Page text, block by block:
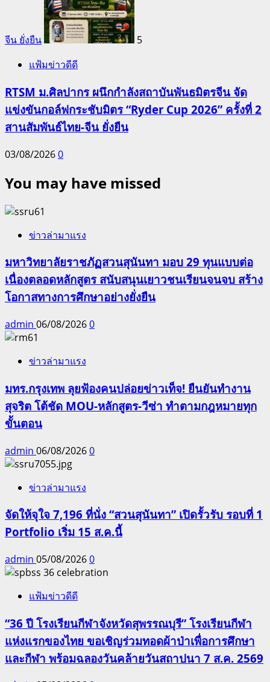
จีน ยั่งยืน
5
แฟ้มข่าวดีดี
RTSM ม.ศิลปากร ผนึกกำลังสถาบันพันธมิตรจีน จัด
แข่งขันกอล์ฟกระชับมิตร “Ryder Cup 2026” ครั้งที่ 2
สานสัมพันธ์ไทย-จีน ยั่งยืน
03/08/20260
You may have missed
ข่าวล่ามาแรง
มหาวิทยาลัยราชภัฏสวนสุนันทา มอบ 29 ทุนแบบต่อ
เนื่องตลอดหลักสูตร สนับสนุนเยาวชนเรียนจนจบ สร้าง
โอกาสทางการศึกษาอย่างยั่งยืน
admin 06/08/20260
ข่าวล่ามาแรง
มทร.กรุงเทพ ลุยฟ้องคนปล่อยข่าวเท็จ! ยืนยันทำงาน
สุจริต โต้ชัด MOU-หลักสูตร-วีซ่า ทำตามกฎหมายทุก
ขั้นตอน
admin 06/08/20260
ข่าวล่ามาแรง
จัดให้จุใจ 7,196 ที่นั่ง “สวนสุนันทา” เปิดรั้วรับ รอบที่ 1
Portfolio เริ่ม 15 ส.ค.นี้
admin 05/08/20260
แฟ้มข่าวดีดี
“36 ปี โรงเรียนกีฬาจังหวัดสุพรรณบุรี” โรงเรียนกีฬา
แห่งแรกของไทย ขอเชิญร่วมทอดผ้าป่าเพื่อการศึกษา
และกีฬา พร้อมฉลองวันคล้ายวันสถาปนา 7 ส.ค. 2569